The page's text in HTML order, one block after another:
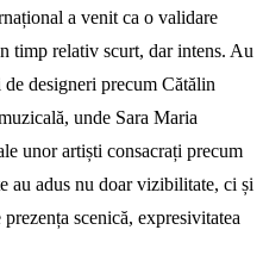
a venit ca o validare
timp relativ scurt, dar intens. Au
designeri precum Cătălin
unde Sara Maria
unor artiști consacrați precum
au adus nu doar vizibilitate, ci și
scenică, expresivitatea